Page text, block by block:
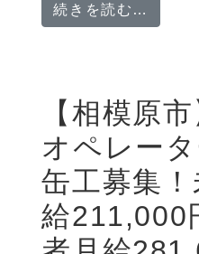
続きを読む…
【相模原
オペレー
缶工募集！
給211,000